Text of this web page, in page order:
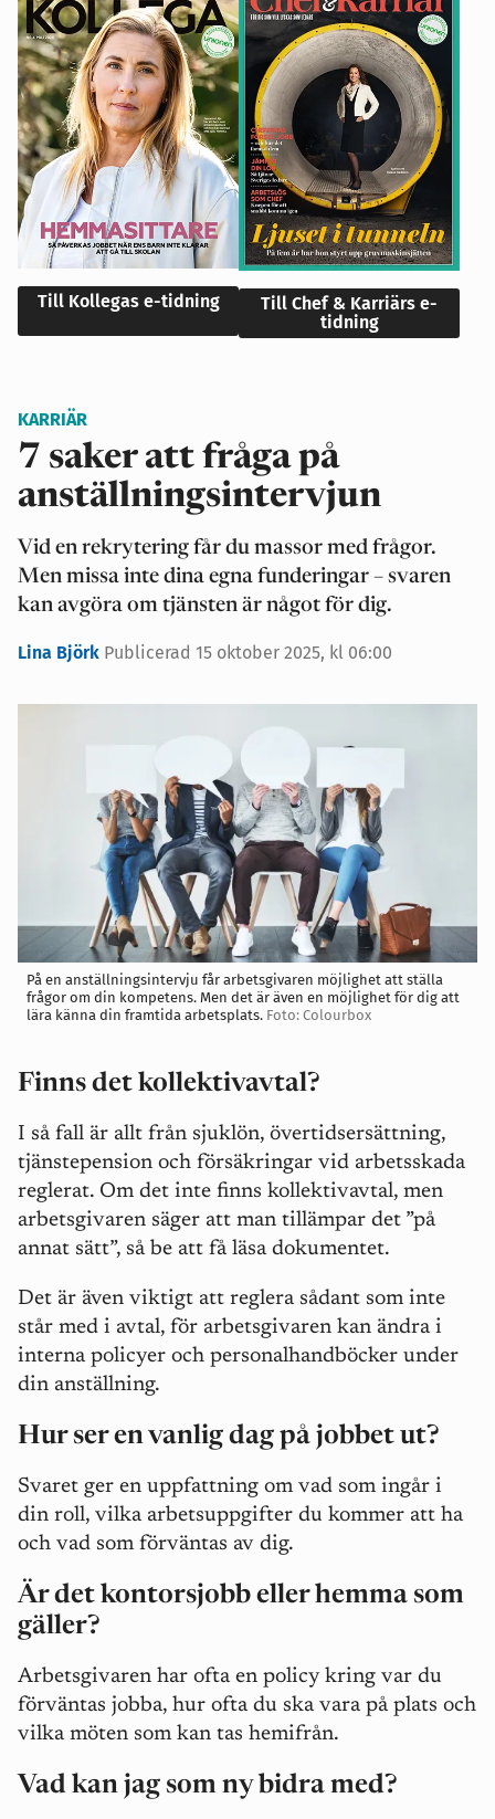
Till Kollegas e-tidning
Till Chef & Karriärs e-
tidning
KARRIÄR
7 saker att fråga på
anställningsintervjun
Vid en rekrytering får du massor med frågor.
Men missa inte dina egna funderingar – svaren
kan avgöra om tjänsten är något för dig.
Lina Björk Publicerad 15 oktober 2025, kl 06:00
På en anställningsintervju får arbetsgivaren möjlighet att ställa
frågor om din kompetens. Men det är även en möjlighet för dig att
lära känna din framtida arbetsplats. Foto: Colourbox
Finns det kollektivavtal?
I så fall är allt från sjuklön, övertidsersättning,
tjänstepension och försäkringar vid arbetsskada
reglerat. Om det inte finns kollektivavtal, men
arbetsgivaren säger att man tillämpar det ”på
annat sätt”, så be att få läsa dokumentet.
Det är även viktigt att reglera sådant som inte
står med i avtal, för arbetsgivaren kan ändra i
interna policyer och personalhandböcker under
din anställning.
Hur ser en vanlig dag på jobbet ut?
Svaret ger en uppfattning om vad som ingår i
din roll, vilka arbetsuppgifter du kommer att ha
och vad som förväntas av dig.
Är det kontorsjobb eller hemma som
gäller?
Arbetsgivaren har ofta en policy kring var du
förväntas jobba, hur ofta du ska vara på plats och
vilka möten som kan tas hemifrån.
Vad kan jag som ny bidra med?